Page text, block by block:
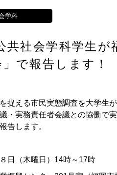
学科
共社会学科学生が
で報告します！
捉える市民実態調査を大学生
・実務責任者会議との協働で
告します。
日（木曜日）14時～17時